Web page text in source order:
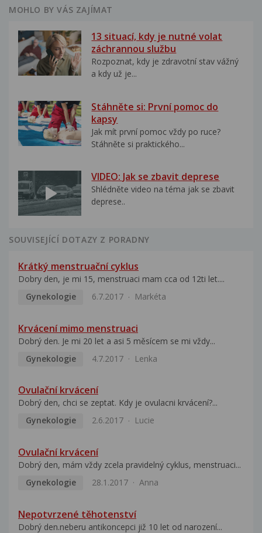
MOHLO BY VÁS ZAJÍMAT
13 situací, kdy je nutné volat
záchrannou službu
Rozpoznat, kdy je zdravotní stav vážný
a kdy už je...
Stáhněte si: První pomoc do
kapsy
Jak mít první pomoc vždy po ruce?
Stáhněte si praktického...
VIDEO: Jak se zbavit deprese
Shlédněte video na téma jak se zbavit
deprese..
SOUVISEJÍCÍ DOTAZY Z PORADNY
Krátký menstruační cyklus
Dobry den, je mi 15, menstruaci mam cca od 12ti let....
Gynekologie
6.7.2017 Markéta
Krvácení mimo menstruaci
Dobrý den. Je mi 20 let a asi 5 měsícem se mi vždy...
Gynekologie
4.7.2017 Lenka
Ovulační krvácení
Dobrý den, chci se zeptat. Kdy je ovulacni krvácení?...
Gynekologie
2.6.2017 Lucie
Ovulační krvácení
Dobrý den, mám vždy zcela pravidelný cyklus, menstruaci...
Gynekologie
28.1.2017 Anna
Nepotvrzené těhotenství
Dobrý den.neberu antikoncepci již 10 let od narození...